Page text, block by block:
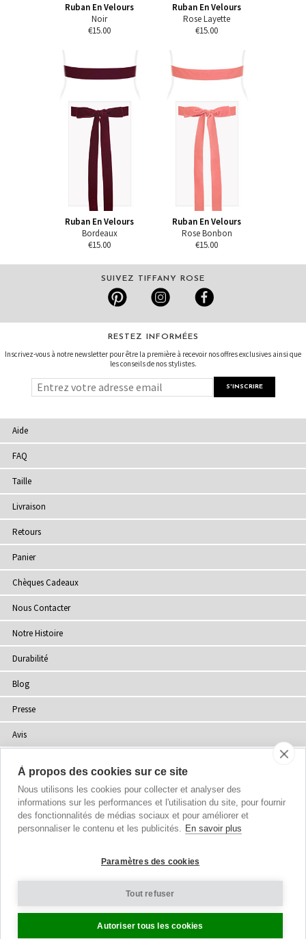
Ruban En Velours
Noir
€15.00
Ruban En Velours
Rose Layette
€15.00
Ruban En Velours
Bordeaux
€15.00
Ruban En Velours
Rose Bonbon
€15.00
SUIVEZ TIFFANY ROSE
RESTEZ INFORMÉES
Inscrivez-vous à notre newsletter pour être la première à recevoir nos offres exclusives ainsi que
les conseils de nos stylistes.
Aide
FAQ
Taille
Livraison
Retours
Panier
Chèques Cadeaux
Nous Contacter
Notre Histoire
Durabilité
Blog
Presse
Avis
Plan du site
© 2002-2026 Tiffany Rose Ltd. Tous droits réservés.
Paramètres des Cookies
À propos des cookies sur ce site
Nous utilisons les cookies pour collecter et analyser des
informations sur les performances et l'utilisation du site, pour fournir
des fonctionnalités de médias sociaux et pour améliorer et
personnaliser le contenu et les publicités. En savoir plus
Paramètres des cookies
Tout refuser
Autoriser tous les cookies